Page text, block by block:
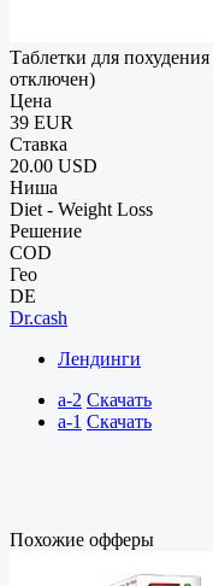
Таблетки для похудения
отключен)
Цена
39 EUR
Ставка
20.00 USD
Ниша
Diet - Weight Loss
Решение
COD
Гео
DE
Dr.cash
Лендинги
a-2 Скачать
a-1 Скачать
Похожие офферы